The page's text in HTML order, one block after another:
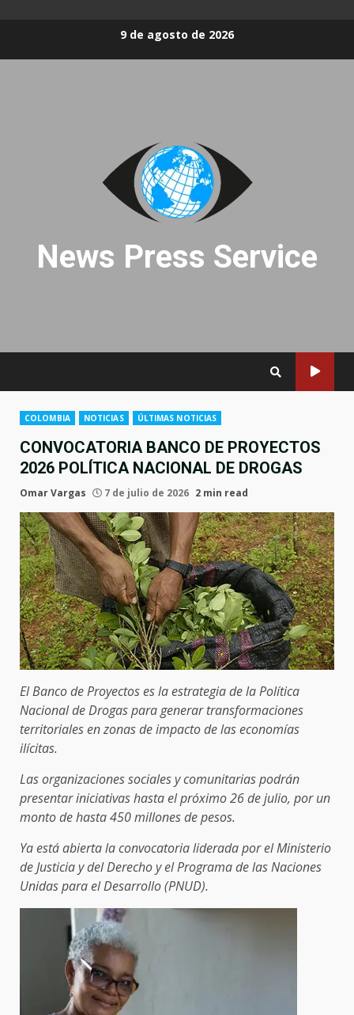
9 de agosto de 2026
News Press Service
COLOMBIA NOTICIAS ÚLTIMAS NOTICIAS
CONVOCATORIA BANCO DE PROYECTOS
2026 POLÍTICA NACIONAL DE DROGAS
Omar Vargas 7 de julio de 2026 2 min read
El Banco de Proyectos es la estrategia de la Política
Nacional de Drogas para generar transformaciones
territoriales en zonas de impacto de las economías
ilícitas.
Las organizaciones sociales y comunitarias podrán
presentar iniciativas hasta el próximo 26 de julio, por un
monto de hasta 450 millones de pesos.
Ya está abierta la convocatoria liderada por el Ministerio
de Justicia y del Derecho y el Programa de las Naciones
Unidas para el Desarrollo (PNUD).